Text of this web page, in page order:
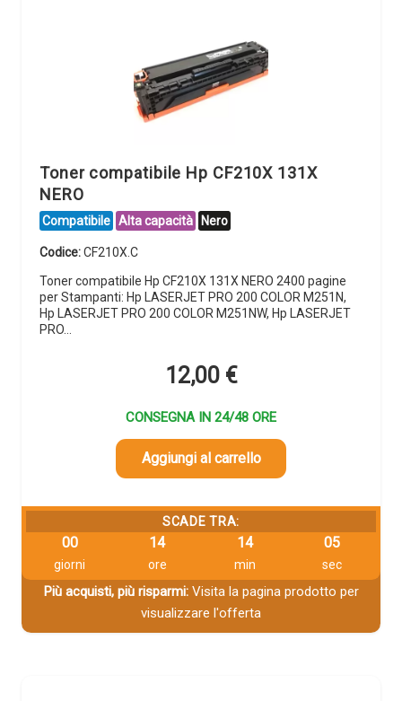
Toner compatibile Hp CF210X 131X
NERO
Compatibile Alta capacità Nero
Codice:CF210X.C
Toner compatibile Hp CF210X 131X NERO 2400 pagine
per Stampanti: Hp LASERJET PRO 200 COLOR M251N,
Hp LASERJET PRO 200 COLOR M251NW, Hp LASERJET
PRO…
12,00 €
CONSEGNA IN 24/48 ORE
Aggiungi al carrello
SCADE TRA:
00
giorni
14
ore
14
min
04
sec
Più acquisti, più risparmi:Visita la pagina prodotto per
visualizzare l'offerta